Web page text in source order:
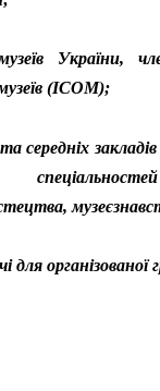
України,
(ICOM);
середніх закладів
для організованої